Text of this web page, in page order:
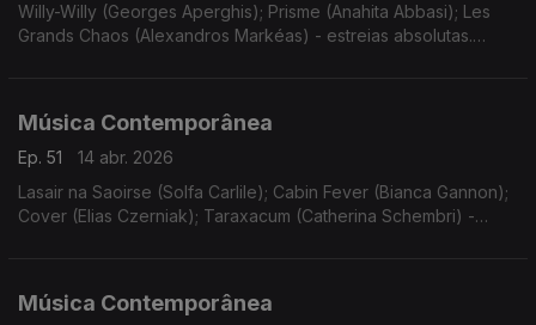
Willy-Willy (Georges Aperghis); Prisme (Anahita Abbasi); Les
Grands Chaos (Alexandros Markéas) - estreias absolutas.
Música Contemporânea
Ep. 51
14 abr. 2026
Lasair na Saoirse (Solfa Carlile); Cabin Fever (Bianca Gannon);
Cover (Elias Czerniak); Taraxacum (Catherina Schembri) -
Música Contemporânea